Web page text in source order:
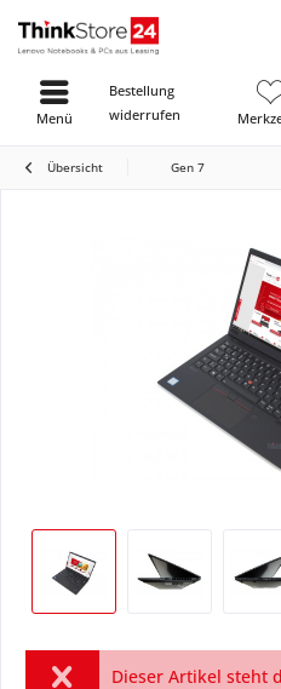
Bestellung
widerrufen
Menü
Übersicht Gen 7
Dieser Artikel steht